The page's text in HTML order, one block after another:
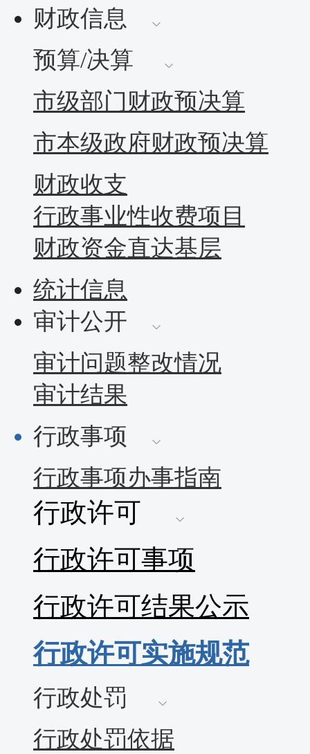
财政信息
预算/决算
市级部门财政预决算
市本级政府财政预决算
财政收支
行政事业性收费项目
财政资金直达基层
统计信息
审计公开
审计问题整改情况
审计结果
行政事项
行政事项办事指南
行政许可
行政许可事项
行政许可结果公示
行政许可实施规范
行政处罚
行政处罚依据